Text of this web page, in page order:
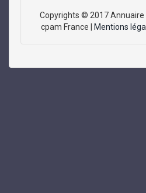
Copyrights © 2017 Annuaire
cpam France |
Mentions